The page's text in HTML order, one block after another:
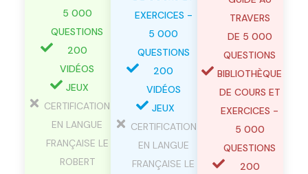
5 000
QUESTIONS
200
VIDÉOS
JEUX
CERTIFICATION
EN LANGUE
FRANÇAISE LE
ROBERT
EXERCICES -
5 000
QUESTIONS
200
VIDÉOS
JEUX
CERTIFICATION
EN LANGUE
FRANÇAISE LE
TRAVERS
DE 5 000
QUESTIONS
BIBLIOTHÈQUE
DE COURS ET
EXERCICES -
5 000
QUESTIONS
200